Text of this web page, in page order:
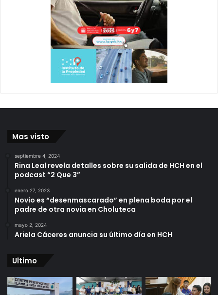
Mas visto
septiembre 4, 2024
Rina Leal revela detalles sobre su salida de HCH en el
podcast “2 Que 3”
enero 27, 2023
Novio es “desenmascarado” en plena boda por el
padre de otra novia en Choluteca
mayo 2, 2024
Ariela Cáceres anuncia su último día en HCH
Ultimo